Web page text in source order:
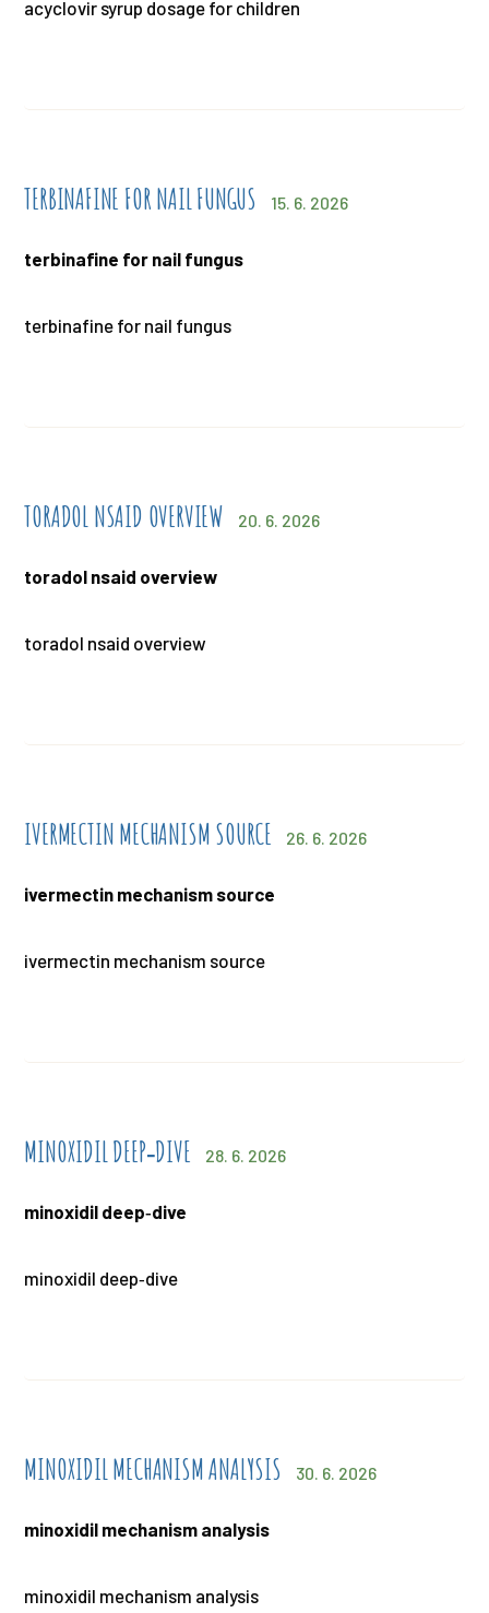
acyclovir syrup dosage for children
TERBINAFINE FOR NAIL FUNGUS 15. 6. 2026
terbinafine for nail fungus
terbinafine for nail fungus
TORADOL NSAID OVERVIEW 20. 6. 2026
toradol nsaid overview
toradol nsaid overview
IVERMECTIN MECHANISM SOURCE 26. 6. 2026
ivermectin mechanism source
ivermectin mechanism source
MINOXIDIL DEEP‑DIVE 28. 6. 2026
minoxidil deep‑dive
minoxidil deep‑dive
MINOXIDIL MECHANISM ANALYSIS 30. 6. 2026
minoxidil mechanism analysis
minoxidil mechanism analysis